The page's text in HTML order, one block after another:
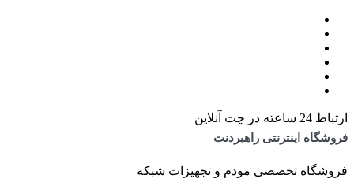
ارتباط 24 ساعته در چت آنلاین
فروشگاه اینترنتی راهبردنت
فروشگاه تخصصی مودم و تجهیزات شبکه